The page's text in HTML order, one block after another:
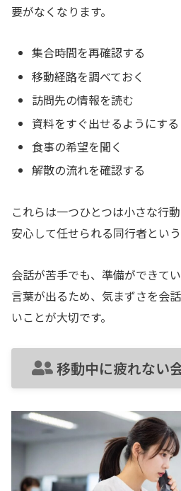
要がなくなります。
集合時間を再確認する
移動経路を調べておく
訪問先の情報を読む
資料をすぐ出せるようにする
食事の希望を聞く
解散の流れを確認する
これらは一つひとつは小さな行
安心して任せられる同行者とい
会話が苦手でも、準備ができて
言葉が出るため、気まずさを会
いことが大切です。
移動中に疲れない